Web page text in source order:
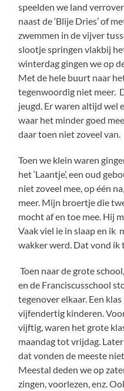
speelden we land
naast de ‘Blije Dries’ of
zwemmen in de vijver
slootje springen vlakbij
winterdag gingen we op
Met de hele buurt naar
tegenwoordig niet meer.
jeugd. Er waren altijd wel
waar het minder goed
daar toen niet zoveel van.
Toen we klein waren
het ‘Laantje’, een oud
niet zoveel mee, op één
meer. Mijn broertje die
mocht af en toe mee. Hij
Vaak viel ie in slaap en ik
wakker werd. Dat vond ik
Toen naar de grote
en de Franciscusschool
tegenover elkaar. Een
vijfendertig kinderen.
vijftig, waren het grote
maandag tot vrijdag.
dat vonden de meeste
Meestal deden we op
zingen, voorlezen, enz.